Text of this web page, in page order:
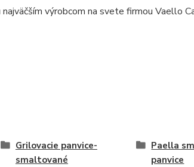
výrobcom na svete firmou Vaello
Grilovacie panvice-
smaltované
Paella
panvice